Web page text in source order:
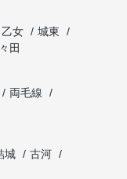
乙女
城東
田
両毛線
城
古河